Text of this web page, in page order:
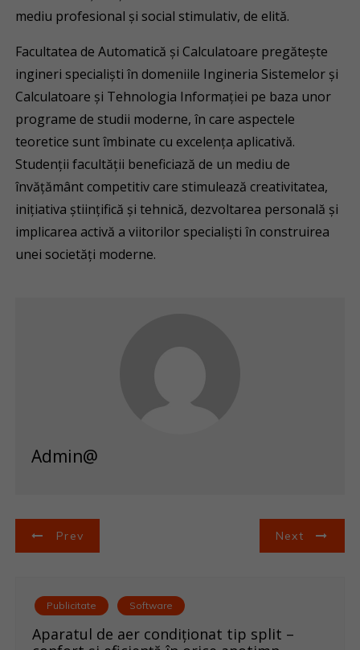
mediu profesional și social stimulativ, de elită.
Facultatea de Automatică și Calculatoare pregăteşte
ingineri specialiști în domeniile Ingineria Sistemelor și
Calculatoare și Tehnologia Informaţiei pe baza unor
programe de studii moderne, în care aspectele
teoretice sunt îmbinate cu excelenţa aplicativă.
Studenţii facultăţii beneficiază de un mediu de
învăţământ competitiv care stimulează creativitatea,
iniţiativa ştiinţifică şi tehnică, dezvoltarea personală şi
implicarea activă a viitorilor specialişti în construirea
unei societăţi moderne.
Admin@
N
Prev Next
Publicitate Software
Aparatul de aer condiționat tip split –